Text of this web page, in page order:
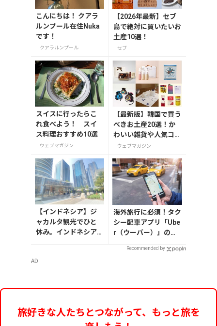
こんにちは！ クアラ
ルンプール在住Nuka
です！
クアラルンプール
【2026年最新】セブ
島で絶対に買いたいお
土産10選！
セブ
スイスに行ったらこ
れ食べよう！ スイ
ス料理おすすめ10選
ウェブマガジン
【最新版】韓国で買う
べきお土産20選！か
わいい雑貨や人気コス
メを紹介
ウェブマガジン
【インドネシア】ジ
ャカルタ観光でひと
休み。インドネシア
Coffee」
海外旅行に必須！タク
シー配車アプリ「Ube
r（ウーバー）」の登
Recommended by
AD
旅好きな人たちとつながって、もっと旅を